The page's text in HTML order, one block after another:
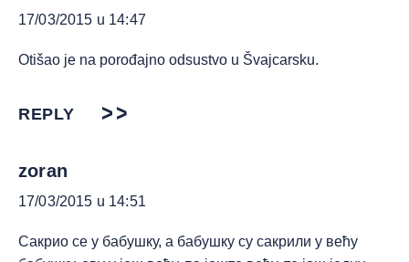
17/03/2015 u 14:47
Otišao je na porođajno odsustvo u Švajcarsku.
REPLY
zoran
17/03/2015 u 14:51
Сакрио се у бабушку, а бабушку су сакрили у већу